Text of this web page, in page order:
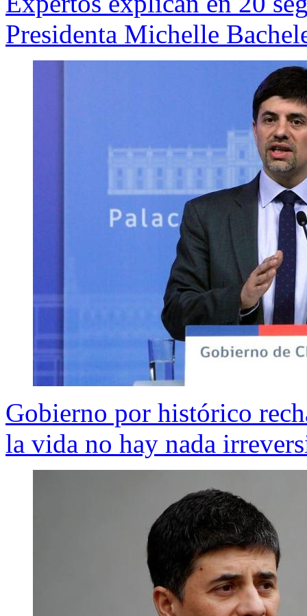
Presidenta Michelle
Gobierno por histórico
la vida no hay nada